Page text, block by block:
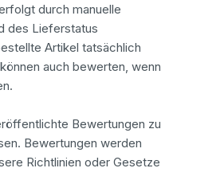
durch manuelle
des Lieferstatus
Artikel tatsächlich
auch bewerten, wenn
Bewertungen zu
Bewertungen werden
Richtlinien oder Gesetze